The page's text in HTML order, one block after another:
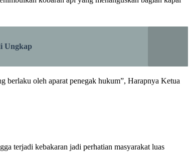
Ungkap
berlaku oleh aparat penegak hukum”, Harapnya Ketua
terjadi kebakaran jadi perhatian masyarakat luas